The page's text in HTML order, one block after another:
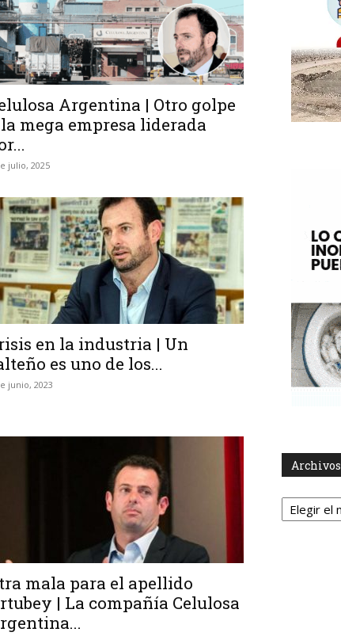
Argentina | Otro golpe
mega empresa liderada
julio, 2025
en la industria | Un
es uno de los...
junio, 2023
mala para el apellido
| La compañía Celulosa
Archivos
Archivos